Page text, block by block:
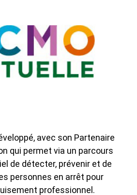
avec son Partenaire
qui permet via un parcours
de détecter, prévenir et de
personnes en arrêt pour
professionnel.